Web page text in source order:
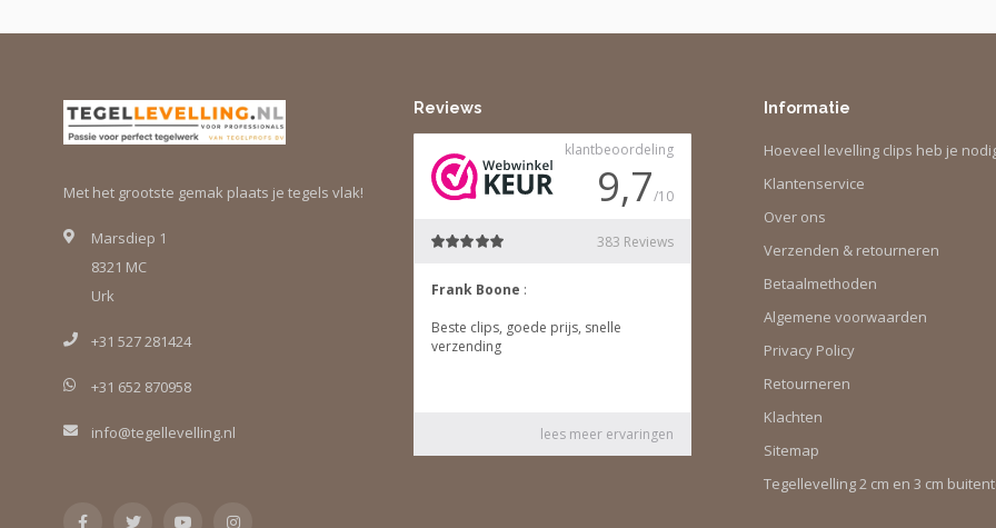
Met het grootste gemak plaats je tegels vlak!
Marsdiep 1
8321 MC
Urk
+31 527 281424
+31 652 870958
info@tegellevelling.nl
Reviews Informatie
Hoeveel levelling clips heb je
Klantenservice
Over ons
Verzenden & retourneren
Betaalmethoden
Algemene voorwaarden
Privacy Policy
Retourneren
Klachten
Sitemap
Tegellevelling 2 cm en 3 cm